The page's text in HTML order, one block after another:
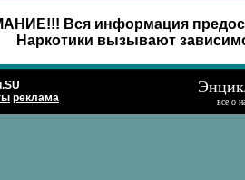
Вся информация
Наркотики вызывают
реклама все о